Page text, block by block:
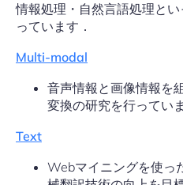
情報処理・自然言語処理と
っています．
Multi-modal
音声情報と画像情報を
変換の研究を行ってい
Text
Webマイニングを使っ